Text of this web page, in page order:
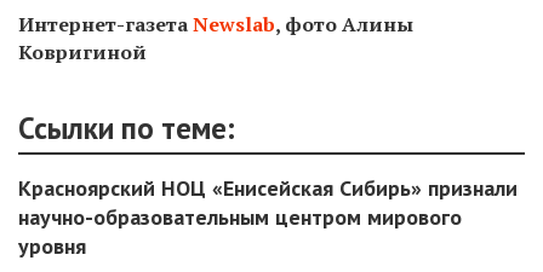
Интернет-газетаNewslab, фото Алины
Ковригиной
Ссылки по теме:
Красноярский НОЦ «Енисейская Сибирь» признали
научно-образовательным центром мирового
уровня